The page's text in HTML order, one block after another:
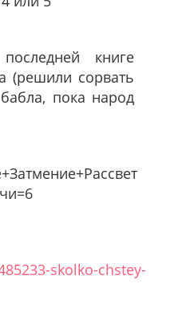
книге
(решили сорвать
пока народ
skolko-chstey-